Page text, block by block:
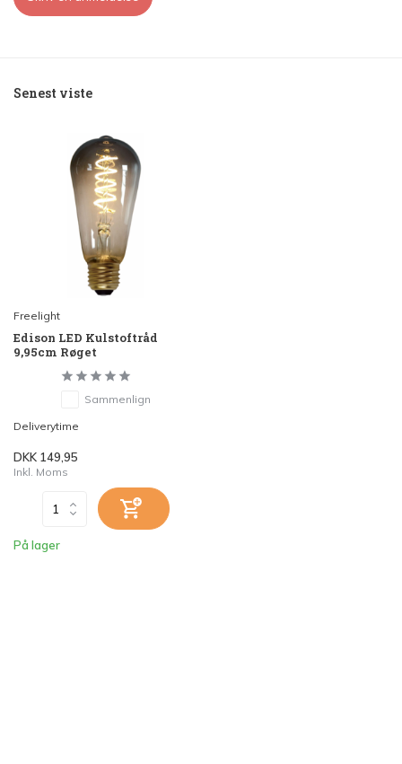
Senest viste
Freelight
Edison LED Kulstoftråd
9,95cm Røget
Sammenlign
Deliverytime
DKK 149,95
Inkl. Moms
På lager